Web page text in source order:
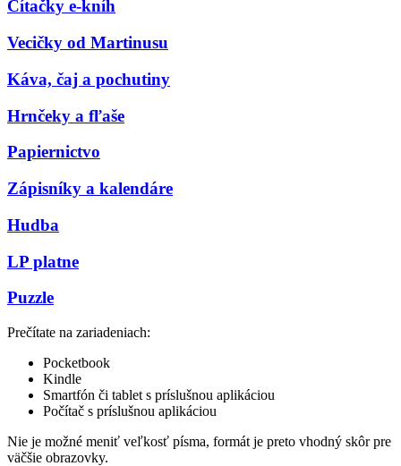
Čítačky e-kníh
Vecičky od Martinusu
Káva, čaj a pochutiny
Hrnčeky a fľaše
Papiernictvo
Zápisníky a kalendáre
Hudba
LP platne
Puzzle
Prečítate na zariadeniach:
Pocketbook
Kindle
Smartfón či tablet s príslušnou aplikáciou
Počítač s príslušnou aplikáciou
Nie je možné meniť veľkosť písma, formát je preto vhodný skôr pre
väčšie obrazovky.